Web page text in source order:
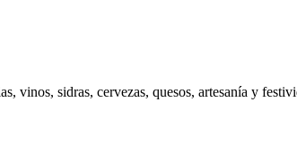
vinos, sidras, cervezas, quesos, artesanía y